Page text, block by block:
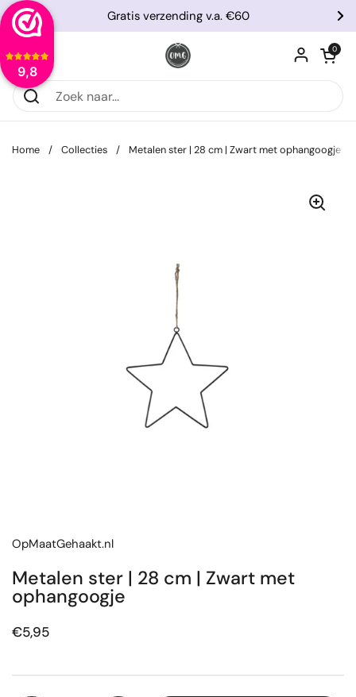
9,8
Ga naar content
Vorige
Gratis verzending v.a. €60
Menu openen
0
Home / Collecties / Metalen ster | 28 cm | Zwart met ophangoogje
OpMaatGehaakt.nl
Metalen ster | 28 cm | Zwart met
ophangoogje
Prijs:
€5,95